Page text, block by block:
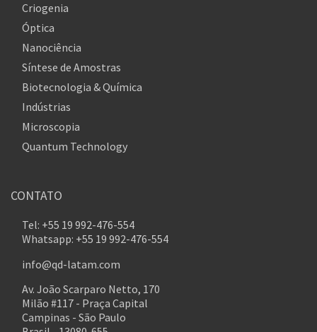
Criogenia
Óptica
Nanociência
Síntese de Amostras
Biotecnologia & Química
Indústrias
Microscopia
Quantum Technology
CONTATO
Tel: +55 19 992-476-554
Whatsapp: +55 19 992-476-554
info@qd-latam.com
Av. João Scarparo Netto, 170
Milão #117 - Praça Capital
Campinas - São Paulo